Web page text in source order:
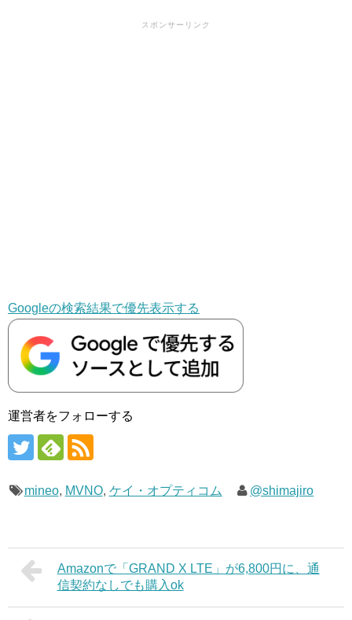
スポンサーリンク
Googleの検索結果で優先表示する
運営者をフォローする
mineo, MVNO, ケイ・オプティコム @shimajiro
Amazonで「GRAND X LTE」が6,800円に、通
信契約なしでも購入ok